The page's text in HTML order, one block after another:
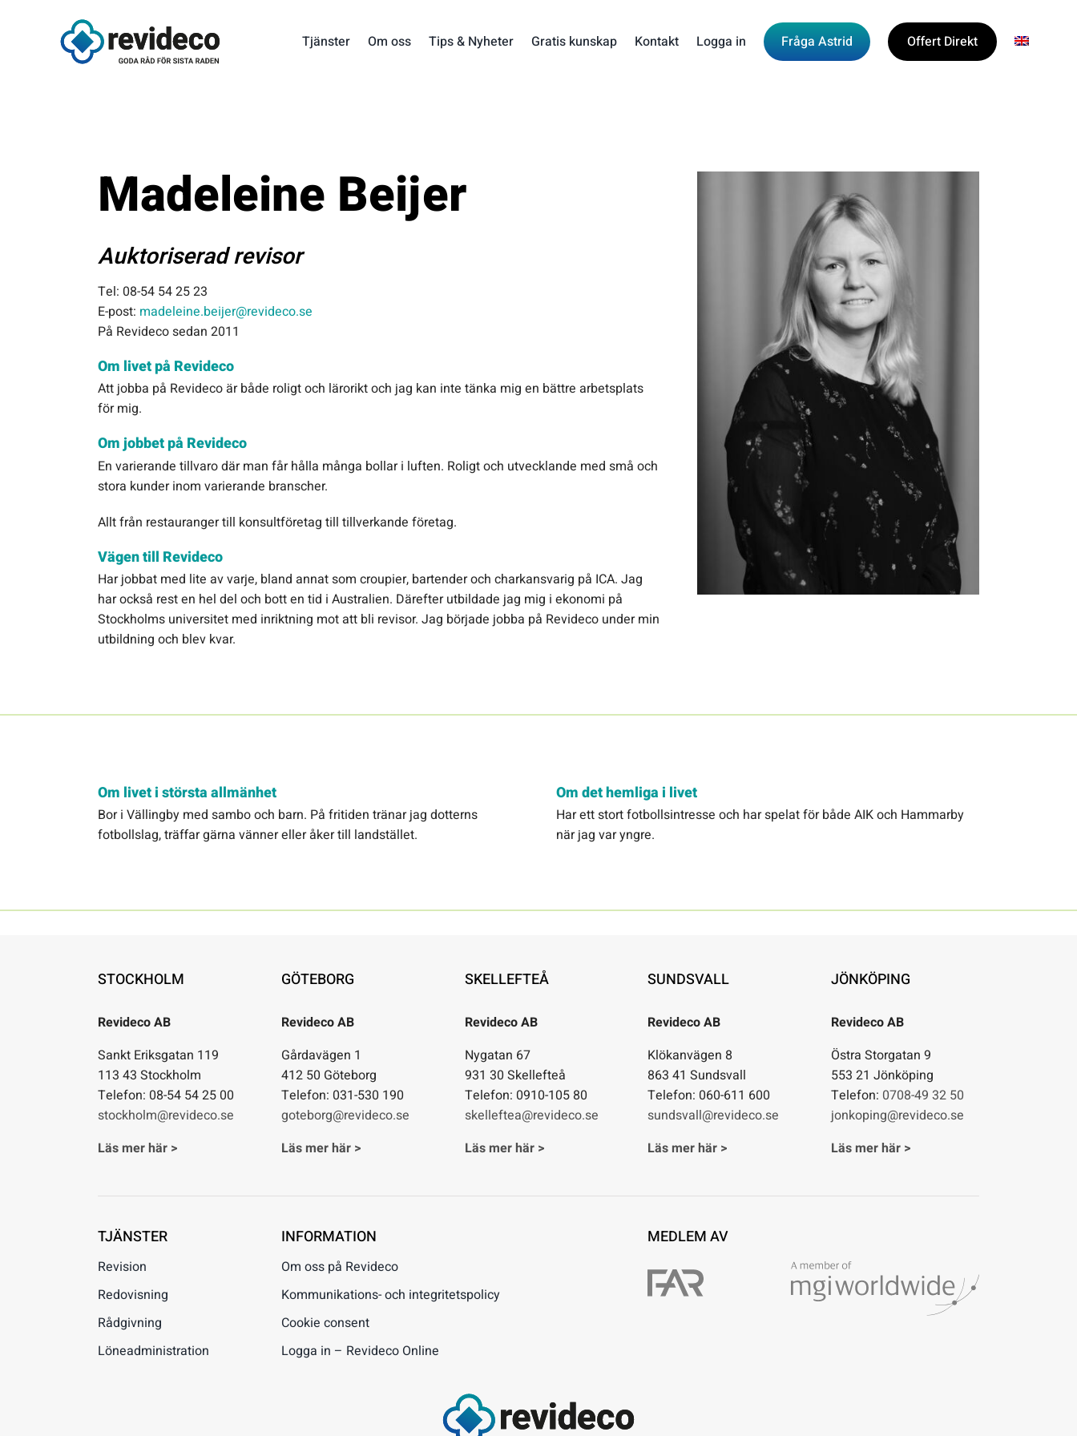
Tjänster Om oss Tips & Nyheter Gratis kunskap Kontakt Fråga Astrid Offert Direkt
Logga in
Madeleine Beijer
Auktoriserad revisor
Tel: 08-54 54 25 23
E-post: madeleine.beijer@revideco.se
På Revideco sedan 2011
Om livet på Revideco
Att jobba på Revideco är både roligt och lärorikt och jag kan inte tänka mig en bättre arbetsplats
för mig.
Om jobbet på Revideco
En varierande tillvaro där man får hålla många bollar i luften. Roligt och utvecklande med små och
stora kunder inom varierande branscher.
Allt från restauranger till konsultföretag till tillverkande företag.
Vägen till Revideco
Har jobbat med lite av varje, bland annat som croupier, bartender och charkansvarig på ICA. Jag
har också rest en hel del och bott en tid i Australien. Därefter utbildade jag mig i ekonomi på
Stockholms universitet med inriktning mot att bli revisor. Jag började jobba på Revideco under min
utbildning och blev kvar.
Om livet i största allmänhet
Bor i Vällingby med sambo och barn. På fritiden tränar jag dotterns
fotbollslag, träffar gärna vänner eller åker till landstället.
Om det hemliga i livet
Har ett stort fotbollsintresse och har spelat för både AIK och Hammarby
när jag var yngre.
STOCKHOLM
Revideco AB
Sankt Eriksgatan 119
113 43 Stockholm
Telefon: 08-54 54 25 00
stockholm@revideco.se
Läs mer här >
GÖTEBORG
Revideco AB
Gårdavägen 1
412 50 Göteborg
Telefon: 031-530 190
goteborg@revideco.se
Läs mer här >
SKELLEFTEÅ
Revideco AB
Nygatan 67
931 30 Skellefteå
Telefon: 0910-105 80
skelleftea@revideco.se
Läs mer här >
SUNDSVALL
Revideco AB
Klökanvägen 8
863 41 Sundsvall
Telefon: 060-611 600
sundsvall@revideco.se
Läs mer här >
JÖNKÖPING
Revideco AB
Östra Storgatan 9
553 21 Jönköping
Telefon: 0708-49 32 50
jonkoping@revideco.se
Läs mer här >
TJÄNSTER
Revision
Redovisning
Rådgivning
Löneadministration
INFORMATION
Om oss på Revideco
Kommunikations- och integritetspolicy
Cookie consent
Logga in – Revideco Online
MEDLEM AV